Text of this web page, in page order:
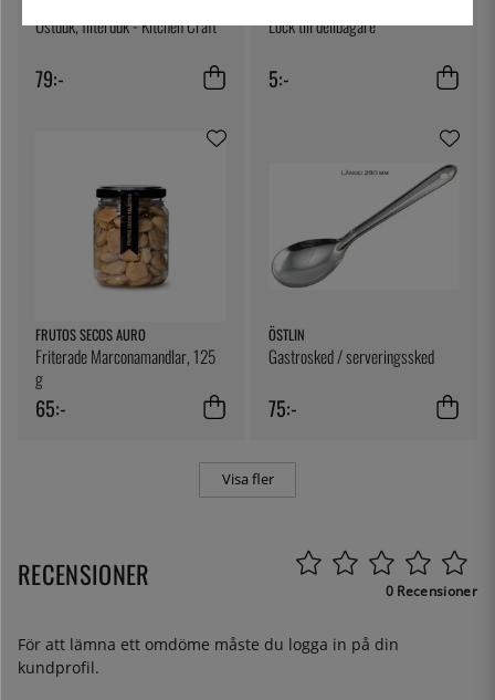
Ostduk, filterduk - Kitchen Craft
79:-
Lock till delibägare
5:-
FRUTOS SECOS AURO
Friterade Marconamandlar, 125
g
65:-
ÖSTLIN
Gastrosked / serveringssked
75:-
Visa fler
RECENSIONER 0 Recensioner
För att lämna ett omdöme måste du logga in på din
kundprofil.